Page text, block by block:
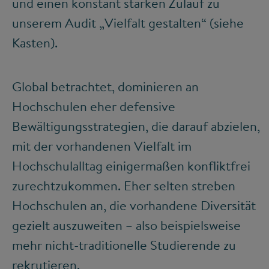
unserem Audit „Vielfalt gestalten“ (siehe
Kasten).
Global betrachtet, dominieren an
Hochschulen eher defensive
Bewältigungsstrategien, die darauf abzielen,
mit der vorhandenen Vielfalt im
Hochschulalltag einigermaßen konfliktfrei
zurechtzukommen. Eher selten streben
Hochschulen an, die vorhandene Diversität
gezielt auszuweiten – also beispielsweise
mehr nicht-traditionelle Studierende zu
rekrutieren.